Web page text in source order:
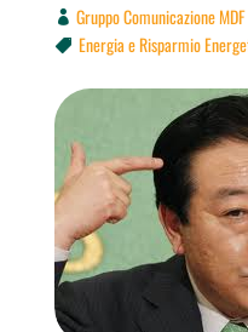
Gruppo Comunicazione MDF
 Energia e Risparmio